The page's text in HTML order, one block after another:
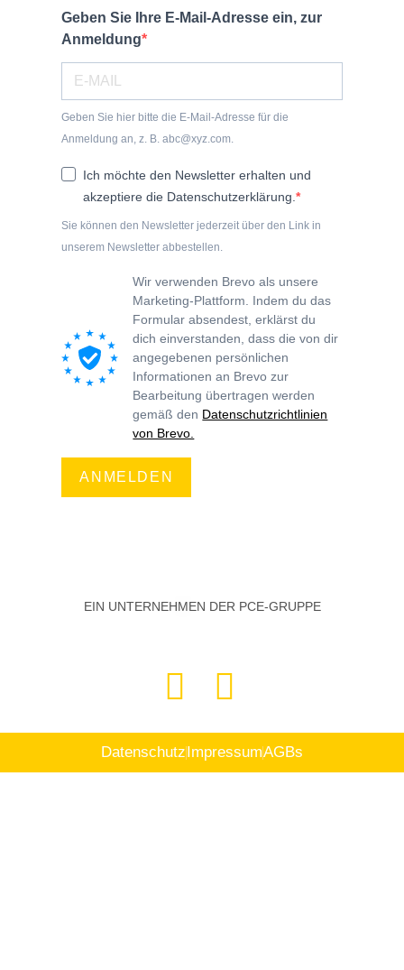
Geben Sie Ihre E-Mail-Adresse ein, zur
Anmeldung
Geben Sie hier bitte die E-Mail-Adresse für die
Anmeldung an, z. B. abc@xyz.com.
Ich möchte den Newsletter erhalten und
akzeptiere die Datenschutzerklärung.
Sie können den Newsletter jederzeit über den Link in
unserem Newsletter abbestellen.
Wir verwenden Brevo als unsere
Marketing-Plattform. Indem du das
Formular absendest, erklärst du
dich einverstanden, dass die von dir
angegebenen persönlichen
Informationen an Brevo zur
Bearbeitung übertragen werden
gemäß den Datenschutzrichtlinien
von Brevo.
ANMELDEN
EIN UNTERNEHMEN DER PCE-GRUPPE
Datenschutz ImpressumAGBs